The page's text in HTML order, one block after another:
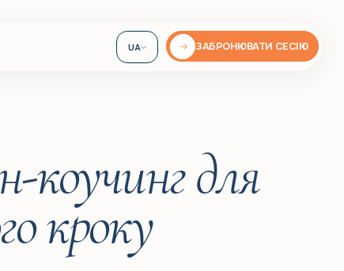
UA ЗАБРОНЮВАТИ СЕСІЮ
коучинг для
кроку